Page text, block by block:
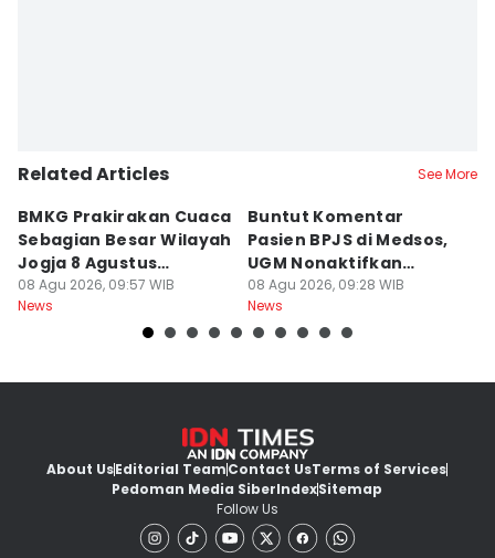
Related Articles See More
BMKG Prakirakan Cuaca
Sebagian Besar Wilayah
Jogja 8 Agustus
Berawan
08 Agu 2026, 09:57 WIB
News
Buntut Komentar
Pasien BPJS di Medsos,
UGM Nonaktifkan
Dokter PPDS
08 Agu 2026, 09:28 WIB
News
About UsEditorial TeamContact UsTerms of Services
Pedoman Media SiberIndexSitemap
Follow Us